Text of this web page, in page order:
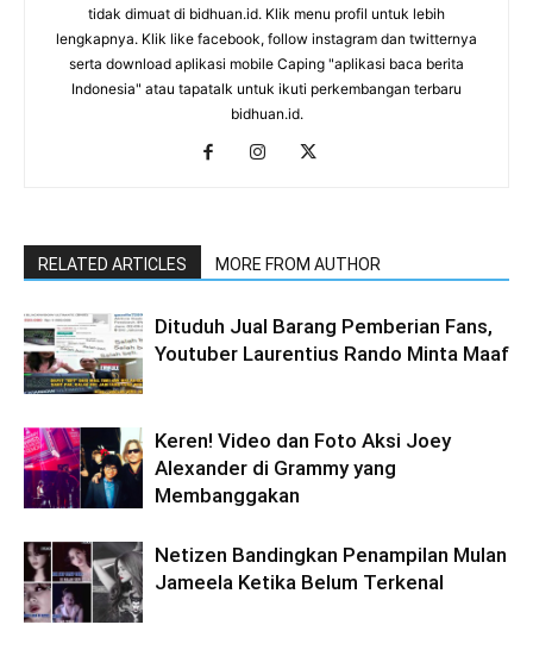
tidak dimuat di bidhuan.id. Klik menu profil untuk lebih
lengkapnya. Klik like facebook, follow instagram dan twitternya
serta download aplikasi mobile Caping "aplikasi baca berita
Indonesia" atau tapatalk untuk ikuti perkembangan terbaru
bidhuan.id.
RELATED ARTICLES MORE FROM AUTHOR
Dituduh Jual Barang Pemberian Fans,
Youtuber Laurentius Rando Minta Maaf
Keren! Video dan Foto Aksi Joey
Alexander di Grammy yang
Membanggakan
Netizen Bandingkan Penampilan Mulan
Jameela Ketika Belum Terkenal